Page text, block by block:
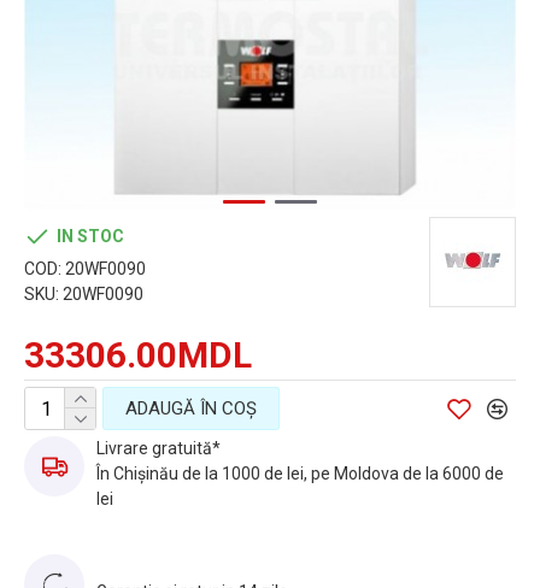
33306.00MDL
IN STOC
COD: 20WF0090
SKU: 20WF0090
ADAUGĂ ÎN COŞ
Livrare gratuită*
În Chișinău de la 1000 de lei, pe Moldova de la 6000 de
lei